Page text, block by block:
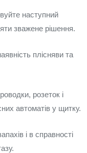
наступний
зважене рішення.
плісняви та
розеток і
автоматів у щитку.
і в справності